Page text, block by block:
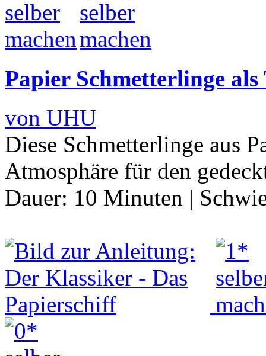
Papier Schmetterlinge
von UHU
Diese Schmetterlinge aus
Atmosphäre für den
Dauer: 10 Minuten |